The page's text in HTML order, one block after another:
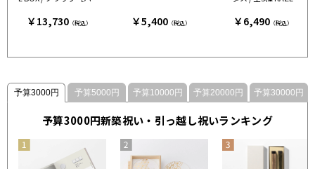
￥13,730（税込） ￥5,400（税込） ￥6,490（税込）
予算3000円 予算5000円 予算10000円 予算20000円 予算30000円
予算3000円新築祝い・引っ越し祝いランキング